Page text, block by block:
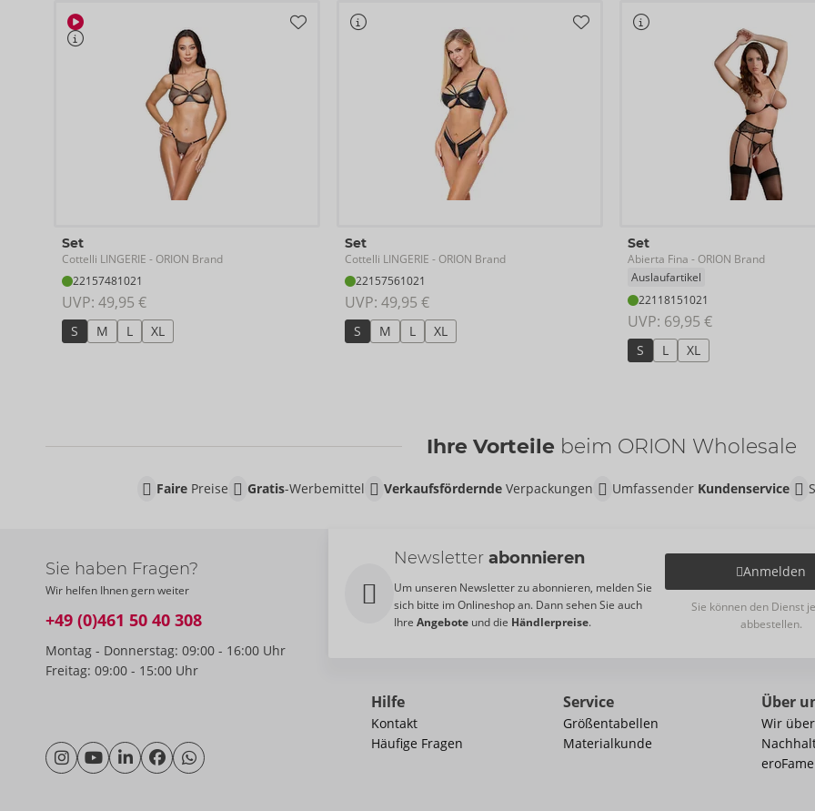
Set
Cottelli LINGERIE - ORION Brand
22157481021
UVP: 49,95 €
S M L XL
Set
Cottelli LINGERIE - ORION Brand
22157561021
UVP: 49,95 €
S M L XL
Set
Abierta Fina - ORION Brand
Auslaufartikel
22118151021
UVP: 69,95 €
S L XL
Ihre Vorteile beim ORION Wholesale
FairePreise Gratis-Werbemittel VerkaufsförderndeVerpackungen Umfassender Kundenservice
Sie haben Fragen?
Wir helfen Ihnen gern weiter
+49 (0)461 50 40 308
Montag - Donnerstag: 09:00 - 16:00 Uhr
Freitag: 09:00 - 15:00 Uhr
Newsletter abonnieren
Um unseren Newsletter zu abonnieren, melden Sie
sich bitte im Onlineshop an. Dann sehen Sie auch
Ihre Angebote und die Händlerpreise.
Anmelden
Sie können den Dienst
abbestellen.
Hilfe
Kontakt
Häufige Fragen
Service
Größentabellen
Materialkunde
Über
Wir
eroFame